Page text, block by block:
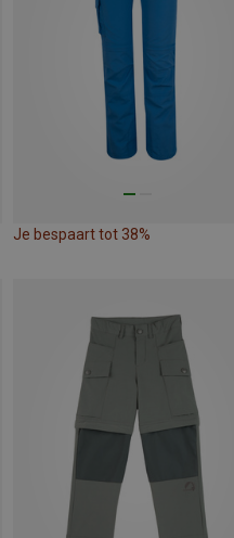
Je bespaart tot 38%